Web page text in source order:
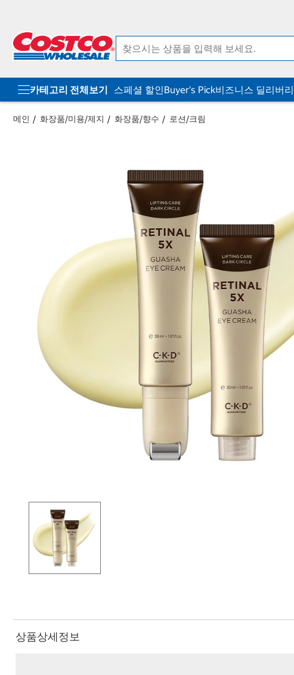
카테고리 전체보기 스페셜 할인Buyer's Pick비즈니스 딜리버리
메인 화장품/미용/제지 화장품/향수 로션/크림
상품상세정보